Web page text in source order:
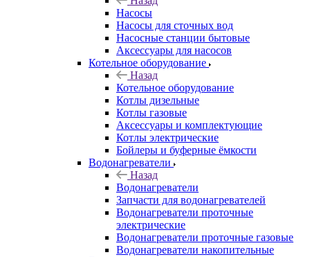
Насосы
Насосы для сточных вод
Насосные станции бытовые
Аксессуары для насосов
Котельное оборудование
Назад
Котельное оборудование
Котлы дизельные
Котлы газовые
Аксессуары и комплектующие
Котлы электрические
Бойлеры и буферные ёмкости
Водонагреватели
Назад
Водонагреватели
Запчасти для водонагревателей
Водонагреватели проточные
электрические
Водонагреватели проточные газовые
Водонагреватели накопительные